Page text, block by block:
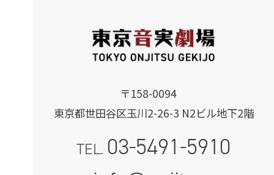
〒158-0094
東京都世田谷区玉川2-26-3 N2ビル地下2階
TEL. 03-5491-5910